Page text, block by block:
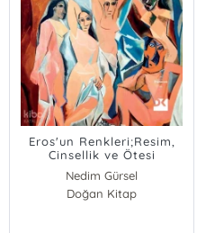
Eros'un Renkleri;Resim,
Cinsellik ve Ötesi
Nedim Gürsel
Doğan Kitap